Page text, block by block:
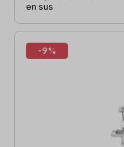
en sus
-9%